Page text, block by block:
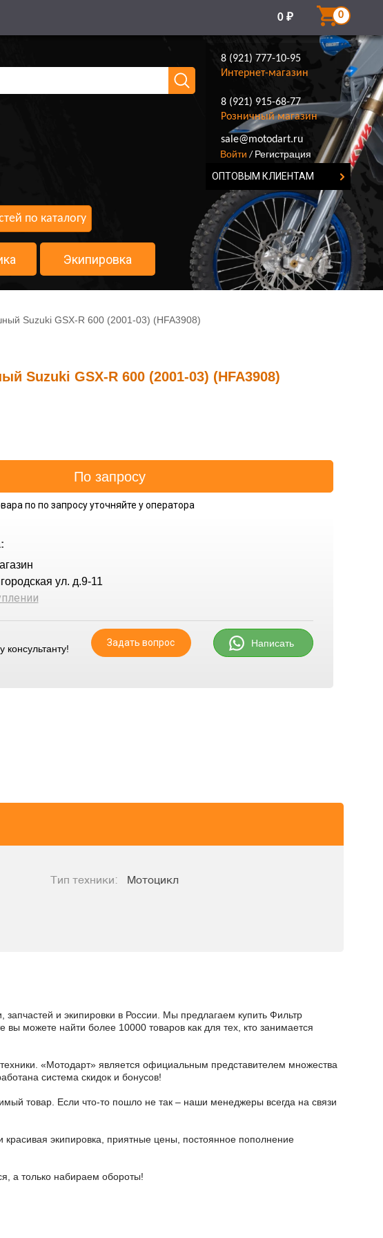
0 ₽ 0
8 (921) 777-10-95
Интернет-магазин
8 (921) 915-68-77
Розничный магазин
8 (921) 777-10-95
sale@motodart.ru
Войти / Регистрация
ОПТОВЫМ КЛИЕНТАМ
по каталогу
Экипировка
Suzuki GSX-R 600 (2001-03) (HFA3908)
Suzuki GSX-R 600 (2001-03) (HFA3908)
по по запросу уточняйте у оператора
ул. д.9-11
Задать вопрос Написать
Тип техники:
Мотоцикл
и экипировки в России. Мы предлагаем купить Фильтр
можете найти более 10000 товаров как для тех, кто занимается
«Мотодарт» является официальным представителем множества
система скидок и бонусов!
товар. Если что-то пошло не так – наши менеджеры всегда на связи
экипировка, приятные цены, постоянное пополнение
а только набираем обороты!